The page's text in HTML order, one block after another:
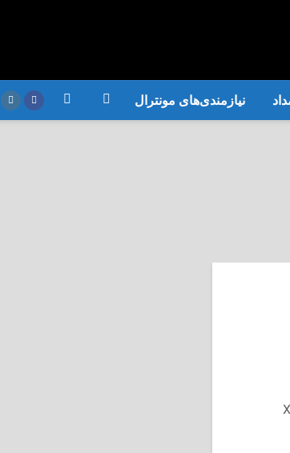
نیازمندی‌های مونترال
منتقل گردید. شما می‌توانید «مداد» را در تلگرام، اینستاگرام، فیس‌بوک و X